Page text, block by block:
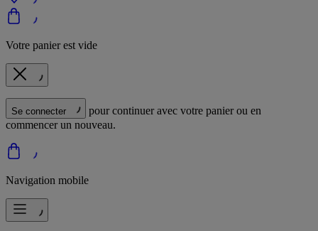
Votre panier est vide
Se connecter
pour continuer avec votre panier ou en
commencer un nouveau.
Navigation mobile